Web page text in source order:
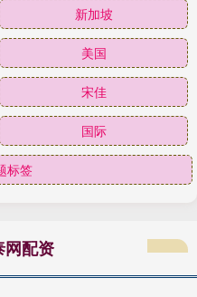
新加坡
美国
宋佳
国际
标签
网配资